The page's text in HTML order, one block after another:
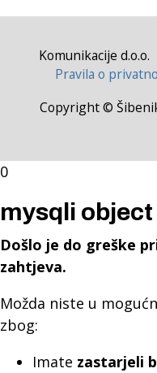
Komunikacije d.o.o.
Pravila o
Copyright ©
0
mysqli object
Došlo je do greške
zahtjeva.
Možda niste u
zbog:
Imate zastarjeli